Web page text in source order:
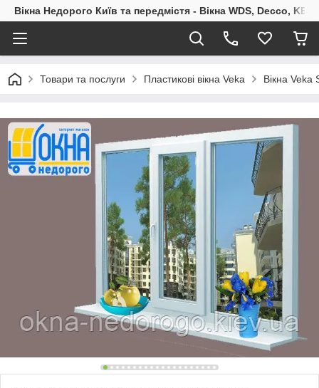
Вікна Недорого Київ та передмістя - Вікна WDS, Decco,
Товари та послуги Пластикові вікна Veka Вікна Veka